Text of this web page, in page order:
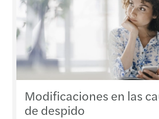
Modificaciones en las
de despido